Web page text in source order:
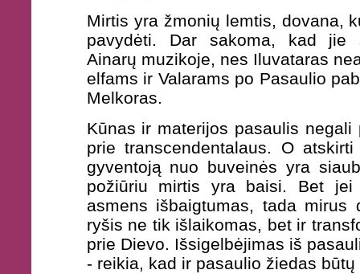
Mirtis yra žmonių lemtis, dovana,
pavydėti. Dar sakoma, kad jie
Ainarų muzikoje, nes Iluvataras
elfams ir Valarams po Pasaulio
Melkoras.
Kūnas ir materijos pasaulis negali
prie transcendentalaus. O
gyventoją nuo buveinės yra
požiūriu mirtis yra baisi. Bet jei
asmens išbaigtumas, tada mirus
ryšis ne tik išlaikomas, bet ir
prie Dievo. Išsigelbėjimas iš
- reikia, kad ir pasaulio žiedas